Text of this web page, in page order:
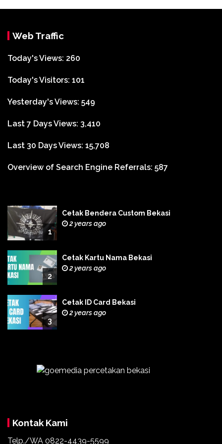
Web Traffic
Today's Views: 260
Today's Visitors: 101
Yesterday's Views: 549
Last 7 Days Views: 3,410
Last 30 Days Views: 15,708
Overview of Search Engine Referrals: 587
1
Cetak Bendera Custom Bekasi
2 years ago
2
Cetak Kartu Nama Bekasi
2 years ago
3
Cetak ID Card Bekasi
2 years ago
Kontak Kami
Telp./WA 0822-4439-5599